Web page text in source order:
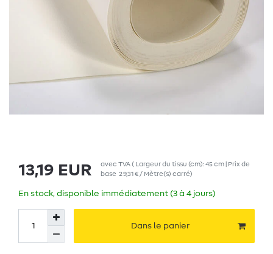
13,19 EUR avec TVA( Largeur du tissu (cm): 45 cm | Prix de
base 29,31 € / Mètre(s) carré)
En stock, disponible immédiatement (3 à 4 jours)
Dans le panier